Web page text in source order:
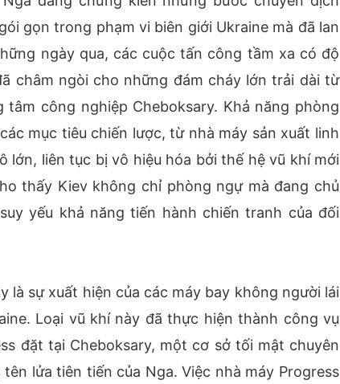
gọn trong phạm vi biên giới Ukraine mà đã lan
ngày qua, các cuộc tấn công tầm xa có độ
châm ngòi cho những đám cháy lớn trải dài từ
công nghiệp Cheboksary. Khả năng phòng
mục tiêu chiến lược, từ nhà máy sản xuất linh
lớn, liên tục bị vô hiệu hóa bởi thế hệ vũ khí mới
thấy Kiev không chỉ phòng ngự mà đang chủ
yếu khả năng tiến hành chiến tranh của đối
sự xuất hiện của các máy bay không người lái
Loại vũ khí này đã thực hiện thành công vụ
đặt tại Cheboksary, một cơ sở tối mật chuyên
lửa tiên tiến của Nga. Việc nhà máy Progress